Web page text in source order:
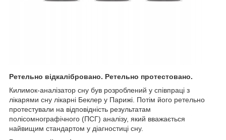
Ретельно відкалібровано. Ретельно протестовано.
Килимок-аналізатор сну був розроблений у співпраці з
лікарями сну лікарні Беклер у Парижі. Потім його ретельно
протестували на відповідність результатам
полісомнографічного (ПСГ) аналізу, який вважається
найвищим стандартом у діагностиці сну.